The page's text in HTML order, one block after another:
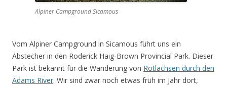
Alpiner Campground Sicamous
Vom Alpiner Campground in Sicamous führt uns ein
Abstecher in den Roderick Haig-Brown Provincial Park. Dieser
Park ist bekannt für die Wanderung von Rotlachsen durch den
Adams River. Wir sind zwar noch etwas früh im Jahr dort,